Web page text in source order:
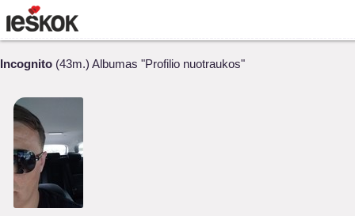
Incognito (43m.) Albumas "Profilio nuotraukos"